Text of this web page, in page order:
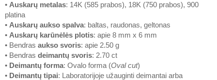
• Auskarų metalas: 14K (585 prabos), 18K (750 prabos), 900
platina
• Auskarų aukso spalva: baltas, raudonas, geltonas
• Auskarų karūnėlės plotis: apie 8 mm x 6 mm
• Bendras aukso svoris: apie 2.50 g
• Bendras deimantų svoris: 2.70 ct
• Deimantų forma: Ovalo forma (Oval cut)
• Deimantų tipai: Laboratorijoje užauginti deimantai arba